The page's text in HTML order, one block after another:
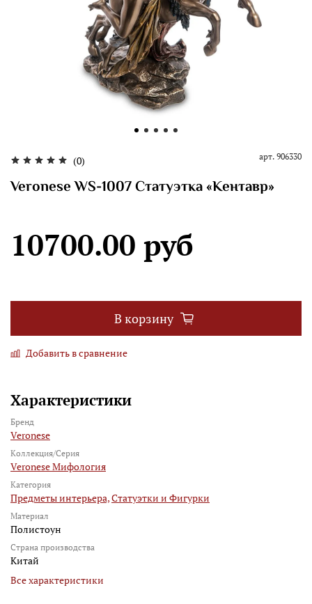
(0) арт. 906330
Veronese WS-1007 Статуэтка «Кентавр»
10700.00 руб
В корзину
Добавить в сравнение
Характеристики
Бренд
Veronese
Коллекция/Серия
Veronese Мифология
Категория
Предметы интерьера,Статуэтки и Фигурки
Материал
Полистоун
Страна производства
Китай
Все характеристики